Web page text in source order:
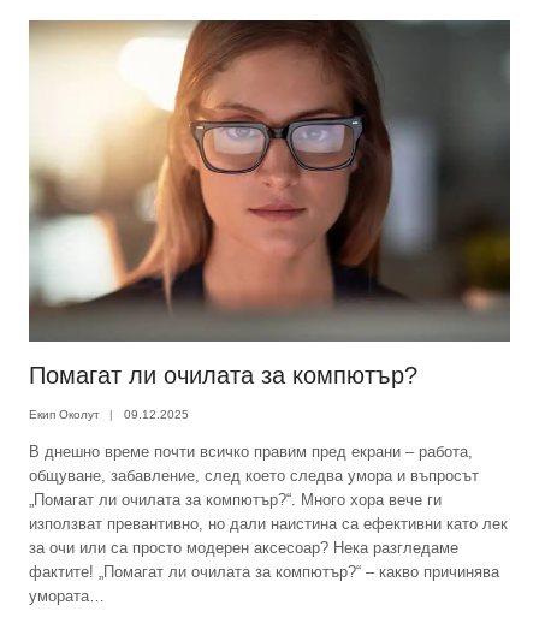
Помагат ли очилата за компютър?
Екип Околут 09.12.2025
В днешно време почти всичко правим пред екрани – работа,
общуване, забавление, след което следва умора и въпросът
„Помагат ли очилата за компютър?“. Много хора вече ги
използват превантивно, но дали наистина са ефективни като лек
за очи или са просто модерен аксесоар? Нека разгледаме
фактите! „Помагат ли очилата за компютър?“ – какво причинява
умората…